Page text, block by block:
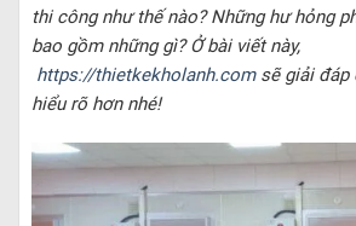
thi công như thế nào? Những hư hỏng
bao gồm những gì? Ở bài viết này,
https://thietkekholanh.com sẽ giải đáp
hiểu rõ hơn nhé!